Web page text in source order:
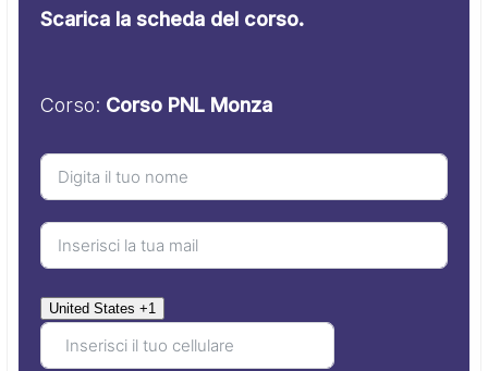
Scarica la scheda del corso.
Corso: Corso PNL Monza
United States +1